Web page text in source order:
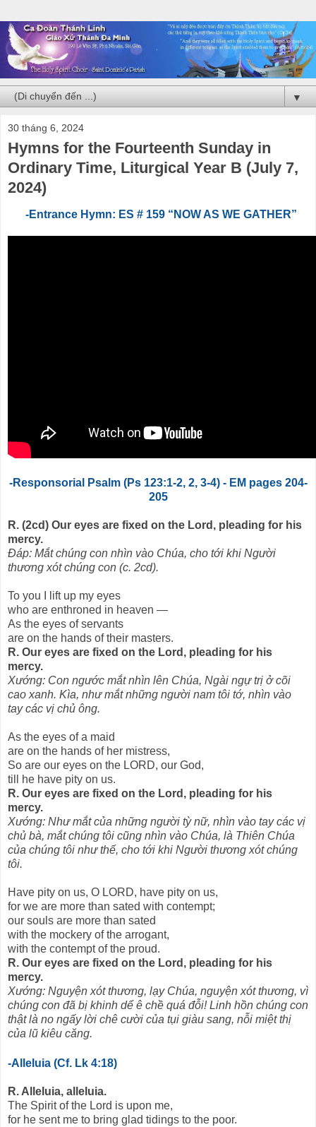
▼
30 tháng 6, 2024
Hymns for the Fourteenth Sunday in
Ordinary Time, Liturgical Year B (July 7,
2024)
-Entrance Hymn: ES # 159 “NOW AS WE GATHER”
-Responsorial Psalm (Ps 123:1-2, 2, 3-4) - EM pages 204-
205
R. (2cd) Our eyes are fixed on the Lord, pleading for his
mercy.
Ðáp: Mắt chúng con nhìn vào Chúa, cho tới khi Người
thương xót chúng con (c. 2cd).
To you I lift up my eyes
who are enthroned in heaven —
As the eyes of servants
are on the hands of their masters.
R. Our eyes are fixed on the Lord, pleading for his
mercy.
Xướng: Con ngước mắt nhìn lên Chúa, Ngài ngự trị ở cõi
cao xanh. Kìa, như mắt những người nam tôi tớ, nhìn vào
tay các vị chủ ông.
As the eyes of a maid
are on the hands of her mistress,
So are our eyes on the LORD, our God,
till he have pity on us.
R. Our eyes are fixed on the Lord, pleading for his
mercy.
Xướng: Như mắt của những người tỳ nữ, nhìn vào tay các vị
chủ bà, mắt chúng tôi cũng nhìn vào Chúa, là Thiên Chúa
của chúng tôi như thế, cho tới khi Người thương xót chúng
tôi.
Have pity on us, O LORD, have pity on us,
for we are more than sated with contempt;
our souls are more than sated
with the mockery of the arrogant,
with the contempt of the proud.
R. Our eyes are fixed on the Lord, pleading for his
mercy.
Xướng: Nguyện xót thương, lạy Chúa, nguyện xót thương, vì
chúng con đã bị khinh dể ê chề quá đỗi! Linh hồn chúng con
thật là no ngấy lời chê cười của tụi giàu sang, nỗi miệt thị
của lũ kiêu căng.
-Alleluia (Cf. Lk 4:18)
R. Alleluia, alleluia.
The Spirit of the Lord is upon me,
for he sent me to bring glad tidings to the poor.